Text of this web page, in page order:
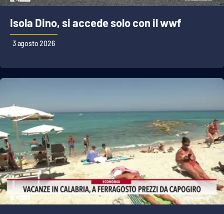
Isola Dino, si accede solo con il wwf
3 agosto 2026